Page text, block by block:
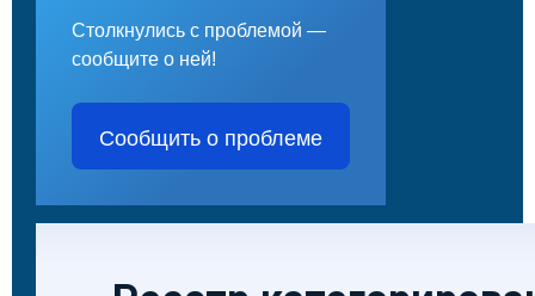
Столкнулись с проблемой —
сообщите о ней!
Сообщить о проблеме